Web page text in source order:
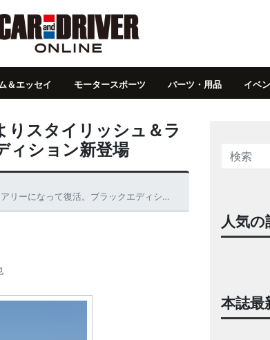
＆エッセイ モータースポーツ パーツ・用品 イベ
りスタイリッシュ＆ラ
ィション新登場
なって復活。ブラックエディション新登場
人気の
本誌最